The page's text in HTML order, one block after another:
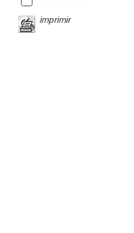
imprimir